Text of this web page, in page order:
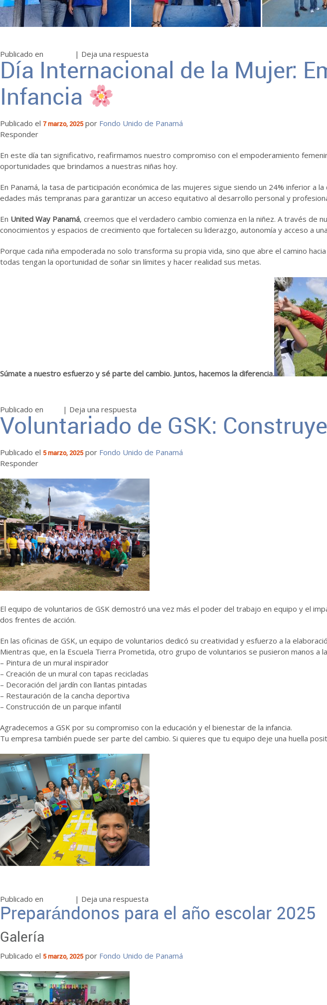
Publicado en | Deja una respuesta
Día Internacional de la Mujer:
Infancia
Publicado el 7 marzo, 2025 por Fondo Unido de Panamá
Responder
En este día tan significativo, reafirmamos nuestro compromiso con el empoderamiento
oportunidades que brindamos a nuestras niñas hoy.
En Panamá, la tasa de participación económica de las mujeres sigue siendo un 24% inferior
edades más tempranas para garantizar un acceso equitativo al desarrollo personal y
En United Way Panamá, creemos que el verdadero cambio comienza en la niñez. A través de
conocimientos y espacios de crecimiento que fortalecen su liderazgo, autonomía y acceso a
Porque cada niña empoderada no solo transforma su propia vida, sino que abre el camino
todas tengan la oportunidad de soñar sin límites y hacer realidad sus metas.
Súmate a nuestro esfuerzo y sé parte del cambio. Juntos, hacemos la diferencia.
Publicado en | Deja una respuesta
Voluntariado de GSK:
Publicado el 5 marzo, 2025 por Fondo Unido de Panamá
Responder
El equipo de voluntarios de GSK demostró una vez más el poder del trabajo en equipo y el
dos frentes de acción.
En las oficinas de GSK, un equipo de voluntarios dedicó su creatividad y esfuerzo a la
Mientras que, en la Escuela Tierra Prometida, otro grupo de voluntarios se pusieron manos a
– Pintura de un mural inspirador
– Creación de un mural con tapas recicladas
– Decoración del jardín con llantas pintadas
– Restauración de la cancha deportiva
– Construcción de un parque infantil
Agradecemos a GSK por su compromiso con la educación y el bienestar de la infancia.
Tu empresa también puede ser parte del cambio. Si quieres que tu equipo deje una huella
Publicado en | Deja una respuesta
Preparándonos para el año escolar 2025
Galería
Publicado el 5 marzo, 2025 por Fondo Unido de Panamá